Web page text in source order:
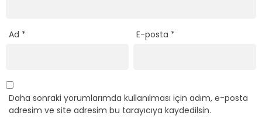
Ad * E-posta *
Daha sonraki yorumlarımda kullanılması için adım, e-posta
adresim ve site adresim bu tarayıcıya kaydedilsin.